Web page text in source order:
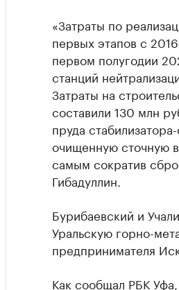
«Затраты по
первых этапов с
первом полугодии
станций
Затраты на
составили 130 млн
пруда
очищенную сточную
самым сократив
Гибадуллин.
Бурибаевский и
Уральскую горно-
предпринимателя
Как сообщал РБК